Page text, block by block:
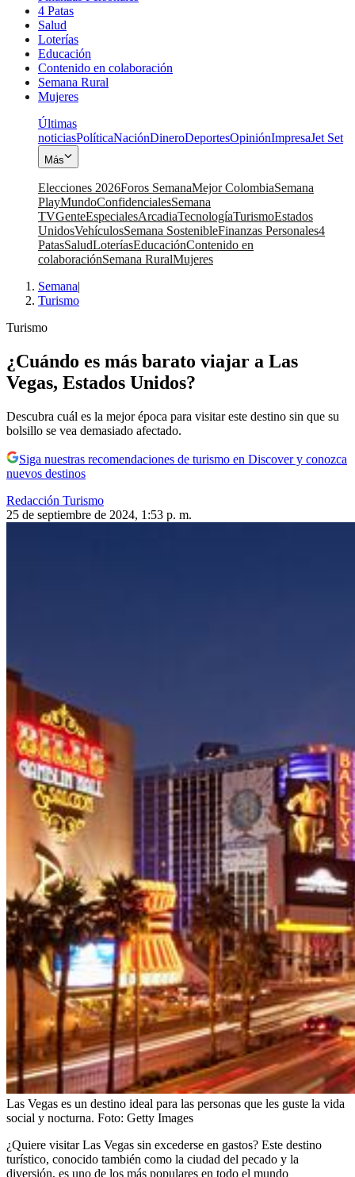
4 Patas
Salud
Loterías
Educación
Contenido en colaboración
Semana Rural
Mujeres
Últimas
noticiasPolíticaNaciónDineroDeportesOpiniónImpresaJet Set
Más
Elecciones 2026Foros SemanaMejor ColombiaSemana
PlayMundoConfidencialesSemana
TVGenteEspecialesArcadiaTecnologíaTurismoEstados
UnidosVehículosSemana SostenibleFinanzas Personales4
PatasSaludLoteríasEducaciónContenido en
colaboraciónSemana RuralMujeres
Semana|
Turismo
Turismo
¿Cuándo es más barato viajar a Las
Vegas, Estados Unidos?
Descubra cuál es la mejor época para visitar este destino sin que su
bolsillo se vea demasiado afectado.
Siga nuestras recomendaciones de turismo en Discover y conozca
nuevos destinos
Redacción Turismo
25 de septiembre de 2024, 1:53 p. m.
Las Vegas es un destino ideal para las personas que les guste la vida
social y nocturna. Foto: Getty Images
¿Quiere visitar Las Vegas sin excederse en gastos? Este destino
turístico, conocido también como la ciudad del pecado y la
diversión, es uno de los más populares en todo el mundo